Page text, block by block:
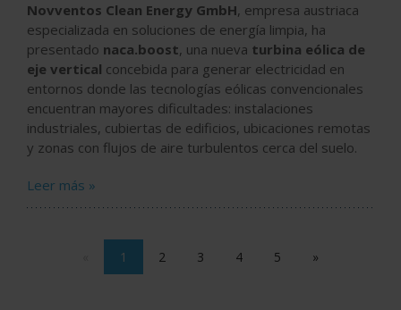
Novventos Clean Energy GmbH, empresa austriaca
especializada en soluciones de energía limpia, ha
presentado naca.boost, una nueva turbina eólica de
eje vertical concebida para generar electricidad en
entornos donde las tecnologías eólicas convencionales
encuentran mayores dificultades: instalaciones
industriales, cubiertas de edificios, ubicaciones remotas
y zonas con flujos de aire turbulentos cerca del suelo.
Leer más »
1 2 3 4 5 »